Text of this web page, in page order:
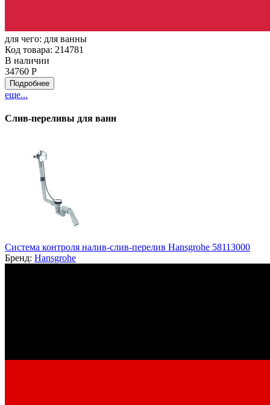
для чего: для ванны
Код товара: 214781
В наличии
34760 Р
Подробнее
еще...
Слив-переливы для ванн
Система контроля налив-слив-перелив Hansgrohe 58113000
Бренд: Hansgrohe